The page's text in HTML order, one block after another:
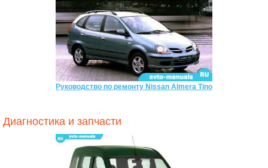
Руководство по ремонту Nissan Almera Tino
Диагностика и запчасти